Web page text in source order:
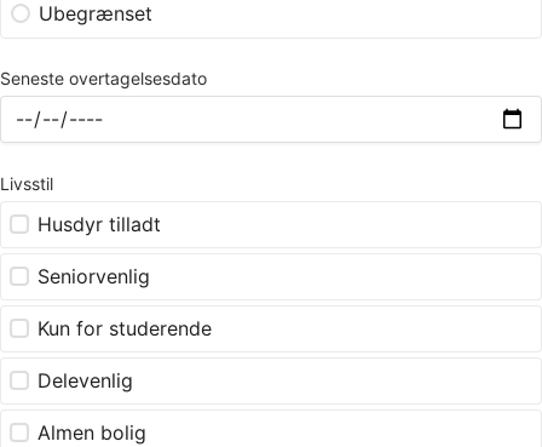
Ubegrænset
Seneste overtagelsesdato
Livsstil
Husdyr tilladt
Seniorvenlig
Kun for studerende
Delevenlig
Almen bolig